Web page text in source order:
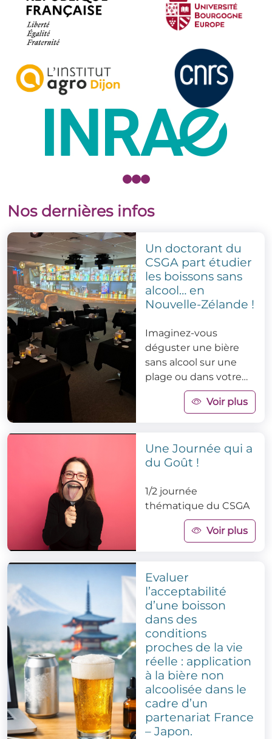
Nos dernières infos
Un doctorant du
CSGA part étudier
les boissons sans
alcool… en
Nouvelle-Zélande !
Imaginez-vous
déguster une bière
sans alcool sur une
plage ou dans votre
salon… et mesurer si
l’environnementVoir plus
Une Journée qui a
du Goût !
1/2 journée
thématique du CSGA
Voir plus
Evaluer
l’acceptabilité
d’une boisson
dans des
conditions
proches de la vie
réelle : application
à la bière non
alcoolisée dans le
cadre d’un
partenariat France
– Japon.